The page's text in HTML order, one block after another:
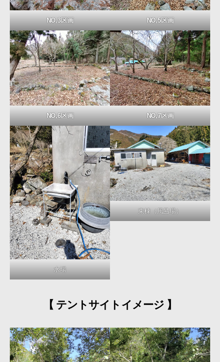
NO,3区画 NO,5区画
NO,6区画 NO,7区画
水場
東棟（風呂場）
【 テントサイトイメージ 】